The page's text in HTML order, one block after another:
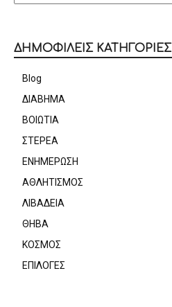
ΔΗΜΟΦΙΛΕΙΣ ΚΑΤΗΓΟΡΙΕΣ
Blog
ΔΙΑΒΗΜΑ
ΒΟΙΩΤΙΑ
ΣΤΕΡΕΑ
ΕΝΗΜΕΡΩΣΗ
ΑΘΛΗΤΙΣΜΟΣ
ΛΙΒΑΔΕΙΑ
ΘΗΒΑ
ΚΟΣΜΟΣ
ΕΠΙΛΟΓΕΣ